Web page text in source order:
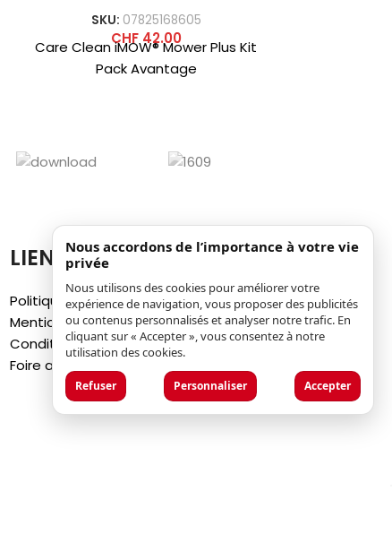
SKU: 07825168605
CHF42.00
Care Clean iMOW® Mower Plus Kit
Pack Avantage
LIENS
Politique de confidentialité
Mentions légales
Conditions générales d'utilisation
Foire aux questions (FAQ)
Nous accordons de l’importance à votre vie
privée
Nous utilisons des cookies pour améliorer votre
expérience de navigation, vous proposer des publicités
ou contenus personnalisés et analyser notre trafic. En
cliquant sur « Accepter », vous consentez à notre
utilisation des cookies.
Refuser Personnaliser Accepter